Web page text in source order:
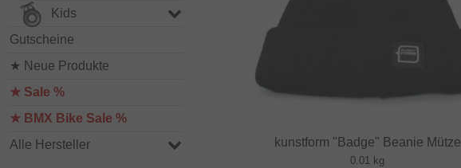
Kids
Gutscheine
★ Neue Produkte
★ Sale %
★ BMX Bike Sale %
Alle Hersteller
kunstform "Badge" Beanie Mütze
0.01 kg